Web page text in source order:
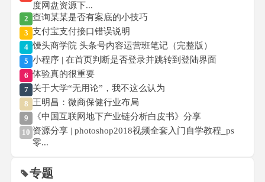
度网盘资源下...
2 查询某某是否有案底的小技巧
3 支付宝支付接口错误说明
4 馒头商学院 头条号内容运营班笔记（完整版）
5 小程序 | 在首页判断是否登录并跳转到登陆界面
6 体验真的很重要
7 关于大学“无用论”，我不这么认为
8 王明昌：微商保健行业布局
9 《中国互联网地下产业链分析白皮书》分享
10 资源分享 | photoshop2018视频全套入门自学教程_ps
零...
专题